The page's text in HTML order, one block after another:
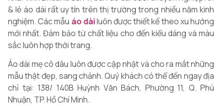
& lẻ áo dài rất uy tín trên thị trường trong nhiều năm kinh
nghiệm. Các mẫu áo dàiluôn được thiết kế theo xu hướng
mới nhất. Đảm bảo từ chất liệu cho đến kiểu dáng và màu
sắc luôn hợp thời trang.
Áo dài mẹ cô dâu luôn được cập nhật và cho ra mắt những
mẫu thật đẹp, sang chảnh. Quý khách có thể đến ngay địa
chỉ tại: 138/ 140B Huỳnh Văn Bách, Phường 11, Q. Phú
Nhuận, TP. Hồ Chí Minh.